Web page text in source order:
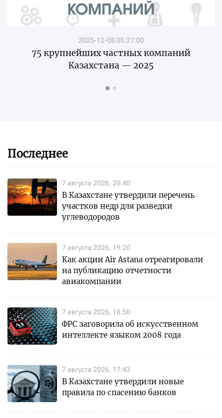
2025-12-08 05:27:00
75 крупнейших частных компаний
Казахстана — 2025
Последнее
7 августа 2026, 20:40
В Казахстане утвердили перечень
участков недр для разведки
углеводородов
7 августа 2026, 19:20
Как акции Air Astana отреагировали
на публикацию отчетности
авиакомпании
7 августа 2026, 18:50
ФРС заговорила об искусственном
интеллекте языком 2008 года
7 августа 2026, 17:43
В Казахстане утвердили новые
правила по спасению банков